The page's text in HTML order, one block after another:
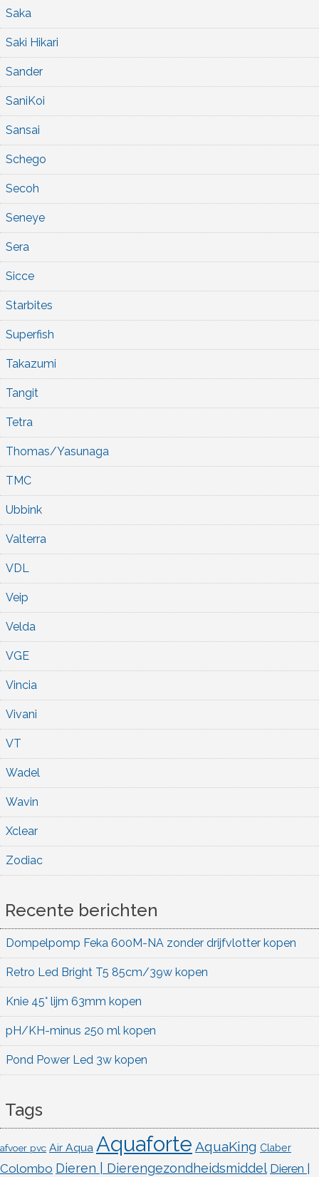
Saka
Saki Hikari
Sander
SaniKoi
Sansai
Schego
Secoh
Seneye
Sera
Sicce
Starbites
Superfish
Takazumi
Tangit
Tetra
Thomas/Yasunaga
TMC
Ubbink
Valterra
VDL
Veip
Velda
VGE
Vincia
Vivani
VT
Wadel
Wavin
Xclear
Zodiac
Recente berichten
Dompelpomp Feka 600M-NA zonder drijfvlotter kopen
Retro Led Bright T5 85cm/39w kopen
Knie 45° lijm 63mm kopen
pH/KH-minus 250 ml kopen
Pond Power Led 3w kopen
Tags
afvoer pvc Air Aqua Aquaforte AquaKing Claber
Colombo Dieren | Dierengezondheidsmiddel Dieren |